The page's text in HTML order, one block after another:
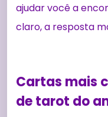
ajudar você a
claro, a resposta
Cartas mais
de tarot do